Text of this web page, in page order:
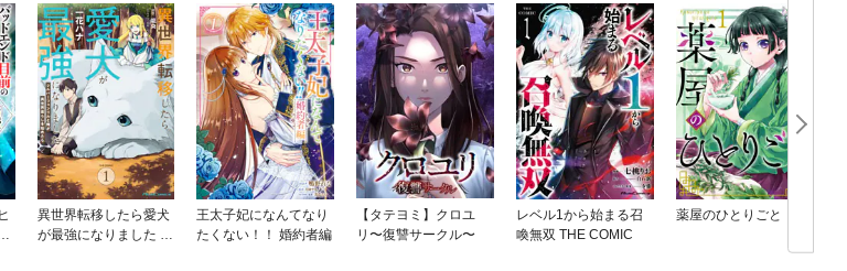
異世界転移したら愛犬
が最強になりました ～
王太子妃になんてなり
たくない！！ 婚約者編
【タテヨミ】クロユ
リ〜復讐サークル〜
レベル1から始まる召
喚無双 THE COMIC
薬屋のひとりごと